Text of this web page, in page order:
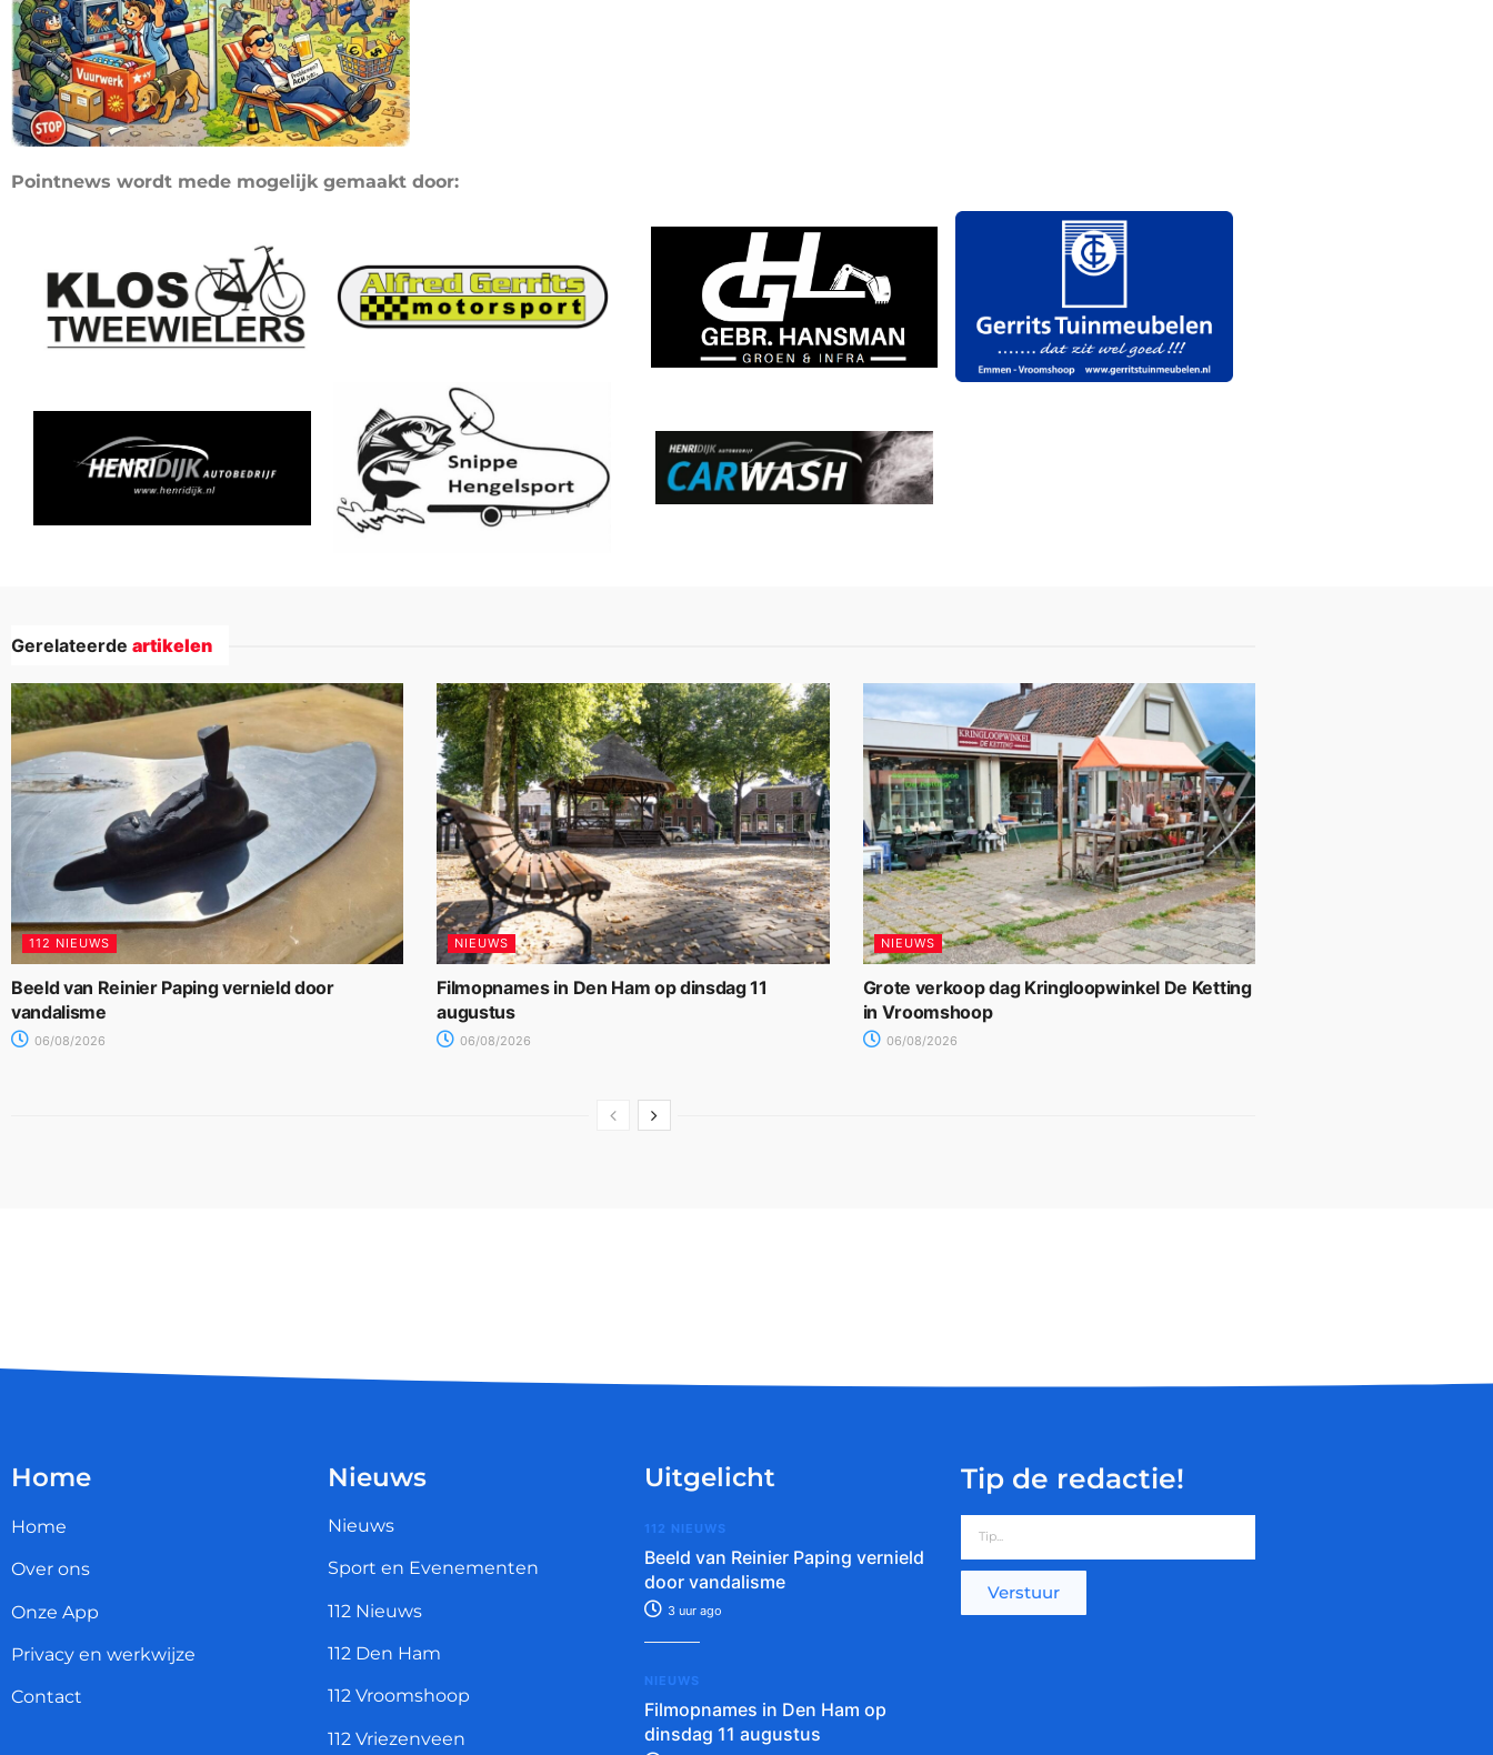
Pointnews wordt mede mogelijk gemaakt door:
Gerelateerde artikelen
112 NIEUWS
Beeld van Reinier Paping vernield door
vandalisme
06/08/2026
NIEUWS
Filmopnames in Den Ham op dinsdag 11
augustus
06/08/2026
NIEUWS
Grote verkoop dag Kringloopwinkel De Ketting
in Vroomshoop
06/08/2026
Home
Home
Over ons
Onze App
Privacy en werkwijze
Contact
Nieuws
Nieuws
Sport en Evenementen
112 Nieuws
112 Den Ham
112 Vroomshoop
112 Vriezenveen
Uitgelicht
112 NIEUWS
Beeld van Reinier Paping vernield
door vandalisme
3 uur ago
NIEUWS
Filmopnames in Den Ham op
dinsdag 11 augustus
Tip de redactie!
Verstuur